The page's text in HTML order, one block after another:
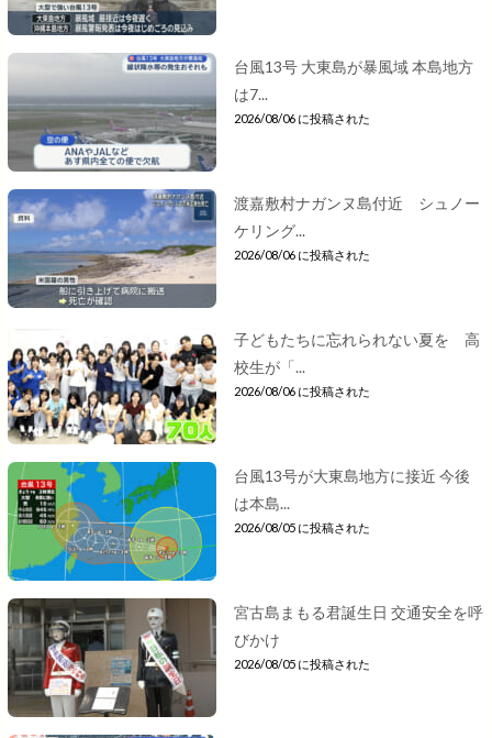
台風13号 大東島が暴風域 本島地方
は7...
2026/08/06 に投稿された
渡嘉敷村ナガンヌ島付近 シュノー
ケリング...
2026/08/06 に投稿された
子どもたちに忘れられない夏を 高
校生が「...
2026/08/06 に投稿された
台風13号が大東島地方に接近 今後
は本島...
2026/08/05 に投稿された
宮古島まもる君誕生日 交通安全を呼
びかけ
2026/08/05 に投稿された